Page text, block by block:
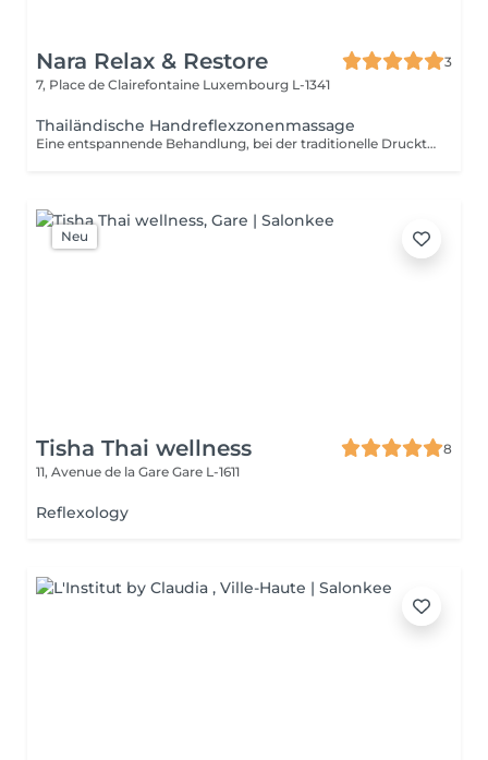
Nara Relax & Restore
3
7, Place de Clairefontaine Luxembourg L-1341
Thailändische Handreflexzonenmassage
Eine entspannende Behandlung, bei der traditionelle Drucktechniken an ausgewählten Punkten der Hände angewendet werden. Ideal für beanspruchte Hände und für Menschen, die viel am Computer arbeiten, schreiben oder mobile Geräte nutzen.
Neu
Tisha Thai wellness
8
11, Avenue de la Gare Gare L-1611
Reflexology